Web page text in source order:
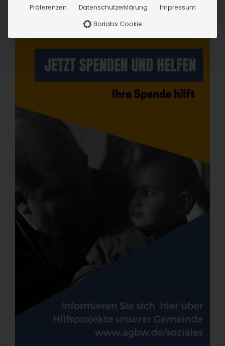
Präferenzen Datenschutzerklärung
Impressum
Borlabs Cookie